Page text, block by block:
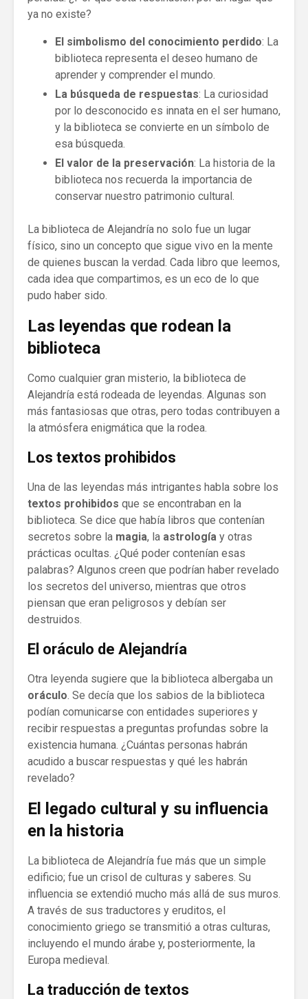
ya no existe?
El simbolismo del conocimiento perdido: La
biblioteca representa el deseo humano de
aprender y comprender el mundo.
La búsqueda de respuestas: La curiosidad
por lo desconocido es innata en el ser humano,
y la biblioteca se convierte en un símbolo de
esa búsqueda.
El valor de la preservación: La historia de la
biblioteca nos recuerda la importancia de
conservar nuestro patrimonio cultural.
La biblioteca de Alejandría no solo fue un lugar
físico, sino un concepto que sigue vivo en la mente
de quienes buscan la verdad. Cada libro que leemos,
cada idea que compartimos, es un eco de lo que
pudo haber sido.
Las leyendas que rodean la
biblioteca
Como cualquier gran misterio, la biblioteca de
Alejandría está rodeada de leyendas. Algunas son
más fantasiosas que otras, pero todas contribuyen a
la atmósfera enigmática que la rodea.
Los textos prohibidos
Una de las leyendas más intrigantes habla sobre los
textos prohibidos que se encontraban en la
biblioteca. Se dice que había libros que contenían
secretos sobre la magia, la astrología y otras
prácticas ocultas. ¿Qué poder contenían esas
palabras? Algunos creen que podrían haber revelado
los secretos del universo, mientras que otros
piensan que eran peligrosos y debían ser
destruidos.
El oráculo de Alejandría
Otra leyenda sugiere que la biblioteca albergaba un
oráculo . Se decía que los sabios de la biblioteca
podían comunicarse con entidades superiores y
recibir respuestas a preguntas profundas sobre la
existencia humana. ¿Cuántas personas habrán
acudido a buscar respuestas y qué les habrán
revelado?
El legado cultural y su influencia
en la historia
La biblioteca de Alejandría fue más que un simple
edificio; fue un crisol de culturas y saberes. Su
influencia se extendió mucho más allá de sus muros.
A través de sus traductores y eruditos, el
conocimiento griego se transmitió a otras culturas,
incluyendo el mundo árabe y, posteriormente, la
Europa medieval.
La traducción de textos